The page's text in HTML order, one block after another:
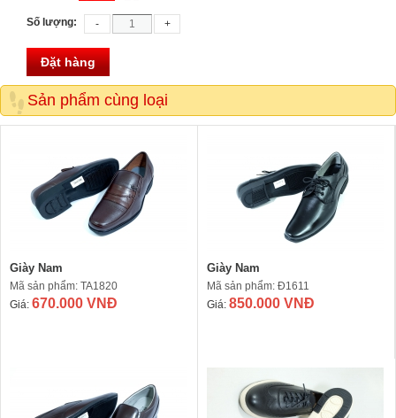
Số lượng:
Đặt hàng
Sản phẩm cùng loại
Giày Nam
Mã sản phẩm: TA1820
Giá: 670.000 VNĐ
Giày Nam
Mã sản phẩm: Đ1611
Giá: 850.000 VNĐ